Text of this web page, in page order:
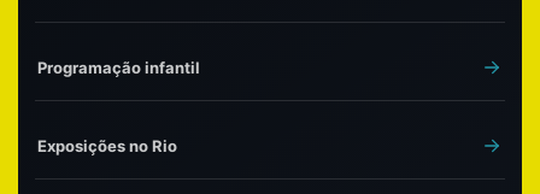
Programação infantil
Exposições no Rio